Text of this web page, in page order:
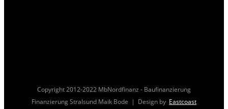
Copyright 2012-2022 MbNordfinanz - Baufinanzierung
Finanzierung Stralsund Maik Bode | Design by Eastcoast